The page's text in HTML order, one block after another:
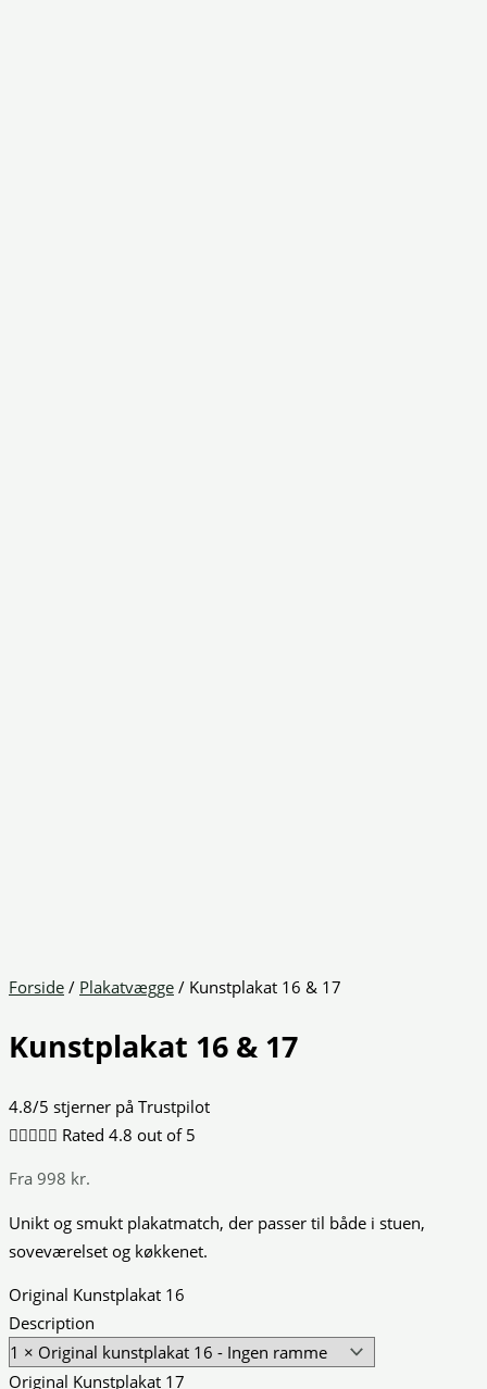
Forside / Plakatvægge / Kunstplakat 16 & 17
Kunstplakat 16 & 17
4.8/5 stjerner på Trustpilot
 Rated 4.8 out of 5
Fra 998 kr.
Unikt og smukt plakatmatch, der passer til både i stuen,
soveværelset og køkkenet.
Original Kunstplakat 16
Description
Original Kunstplakat 17